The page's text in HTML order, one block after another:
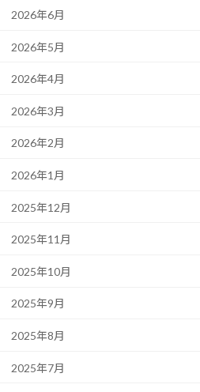
2026年6月
2026年5月
2026年4月
2026年3月
2026年2月
2026年1月
2025年12月
2025年11月
2025年10月
2025年9月
2025年8月
2025年7月